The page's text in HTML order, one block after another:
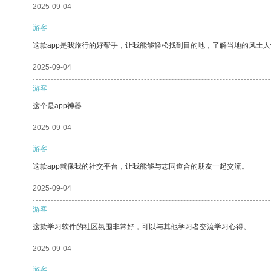
2025-09-04
游客
这款app是我旅行的好帮手，让我能够轻松找到目的地，了解当地的风土
2025-09-04
游客
这个是app神器
2025-09-04
游客
这款app就像我的社交平台，让我能够与志同道合的朋友一起交流。
2025-09-04
游客
这款学习软件的社区氛围非常好，可以与其他学习者交流学习心得。
2025-09-04